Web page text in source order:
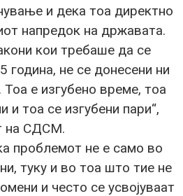
и дека тоа директно
напредок на државата.
кои требаше да се
година, не се донесени ни
Тоа е изгубено време, тоа
и тоа се изгубени пари“,
на СДСМ.
проблемот не е само во
туку и во тоа што тие не
и често се усвојуваат